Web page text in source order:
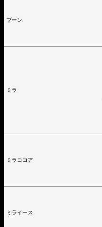
ブーン
ミラ
ミラココア
ミライース